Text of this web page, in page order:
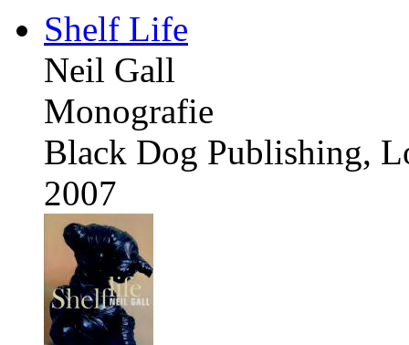
Shelf Life
Neil Gall
Monografie
Black Dog Publishing,
2007